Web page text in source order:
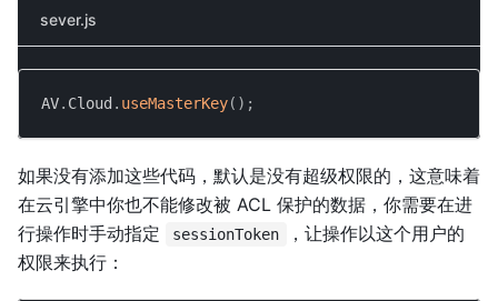
sever.js
AV. Cloud . useMasterKey( ) ;
如果没有添加这些代码，默认是没有超级权限的，这意味着
在云引擎中你也不能修改被 ACL 保护的数据，你需要在进
行操作时手动指定
sessionToken
，让操作以这个用户的
权限来执行：